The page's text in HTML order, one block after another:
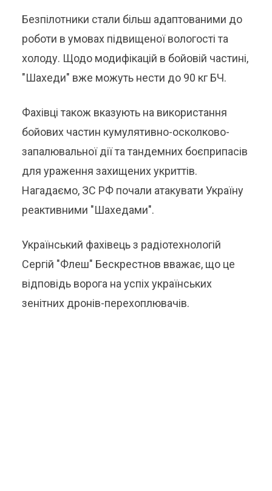
Безпілотники стали більш адаптованими до
роботи в умовах підвищеної вологості та
холоду. Щодо модифікацій в бойовій частині,
"Шахеди" вже можуть нести до 90 кг БЧ.
Фахівці також вказують на використання
бойових частин кумулятивно-осколково-
запалювальної дії та тандемних боєприпасів
для ураження захищених укриттів.
Нагадаємо, ЗС РФ почали атакувати Україну
реактивними "Шахедами".
Український фахівець з радіотехнологій
Сергій "Флеш" Бескрестнов вважає, що це
відповідь ворога на успіх українських
зенітних дронів-перехоплювачів.